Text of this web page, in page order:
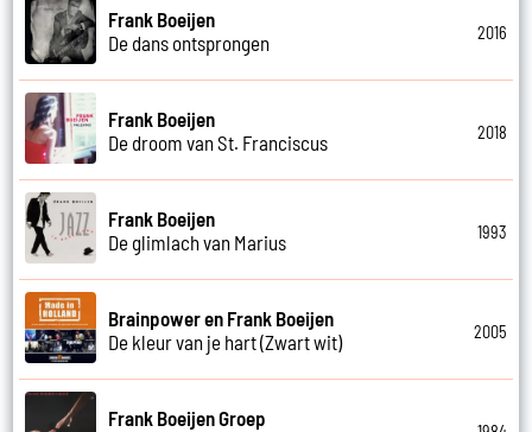
Frank Boeijen
De dans ontsprongen
2016
Frank Boeijen
De droom van St. Franciscus
2018
Frank Boeijen
De glimlach van Marius
1993
Brainpower en Frank Boeijen
De kleur van je hart (Zwart wit)
2005
Frank Boeijen Groep